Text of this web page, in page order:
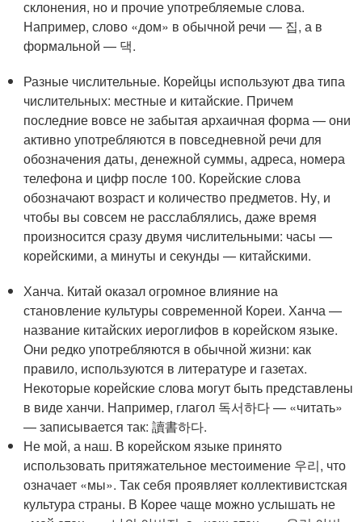
склонения, но и прочие употребляемые слова.
Например, слово «дом» в обычной речи — 집, а в
формальной — 댁.
Разные числительные. Корейцы используют два типа
числительных: местные и китайские. Причем
последние вовсе не забытая архаичная форма — они
активно употребляются в повседневной речи для
обозначения даты, денежной суммы, адреса, номера
телефона и цифр после 100. Корейские слова
обозначают возраст и количество предметов. Ну, и
чтобы вы совсем не расслаблялись, даже время
произносится сразу двумя числительными: часы —
корейскими, а минуты и секунды — китайскими.
Ханча. Китай оказал огромное влияние на
становление культуры современной Кореи. Ханча —
название китайских иероглифов в корейском языке.
Они редко употребляются в обычной жизни: как
правило, используются в литературе и газетах.
Некоторые корейские слова могут быть представлены
в виде ханчи. Например, глагол 독서하다 — «читать»
— записывается так: 讀書하다.
Не мой, а наш. В корейском языке принято
использовать притяжательное местоимение 우리, что
означает «мы». Так себя проявляет коллективистская
культура страны. В Корее чаще можно услышать не